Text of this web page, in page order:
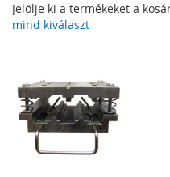
Jelölje ki a termékeket a
mind kiválaszt